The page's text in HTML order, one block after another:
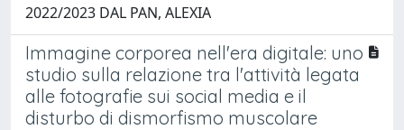
2022/2023 DAL PAN, ALEXIA
Immagine corporea nell'era digitale: uno
studio sulla relazione tra l'attività legata
alle fotografie sui social media e il
disturbo di dismorfismo muscolare